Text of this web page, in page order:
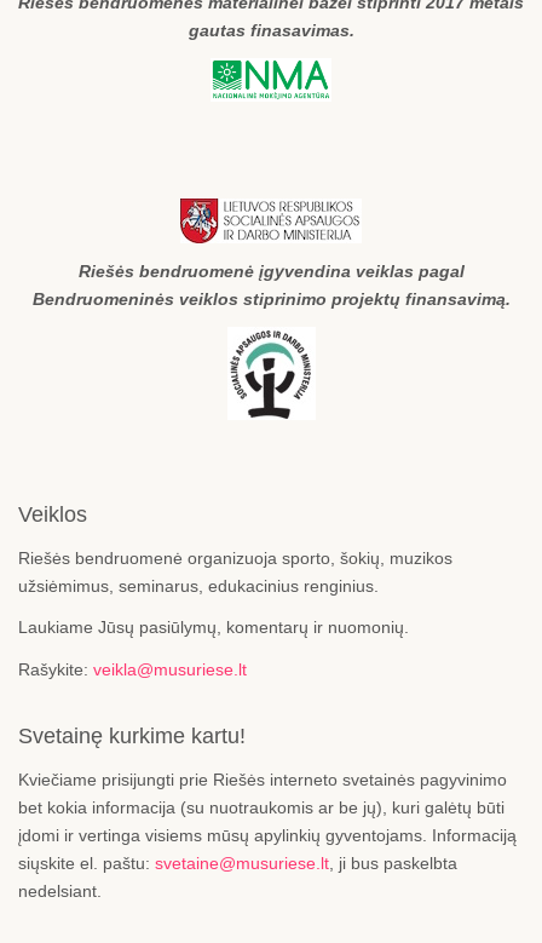
gautas finasavimas.
Riešės bendruomenė įgyvendina veiklas pagal
Bendruomeninės veiklos stiprinimo projektų finansavimą.
Veiklos
Riešės bendruomenė organizuoja sporto, šokių, muzikos
užsiėmimus, seminarus, edukacinius renginius.
Laukiame Jūsų pasiūlymų, komentarų ir nuomonių.
Rašykite: veikla@musuriese.lt
Svetainę kurkime kartu!
Kviečiame prisijungti prie Riešės interneto svetainės pagyvinimo
bet kokia informacija (su nuotraukomis ar be jų), kuri galėtų būti
įdomi ir vertinga visiems mūsų apylinkių gyventojams. Informaciją
siųskite el. paštu: svetaine@musuriese.lt , ji bus paskelbta
nedelsiant.